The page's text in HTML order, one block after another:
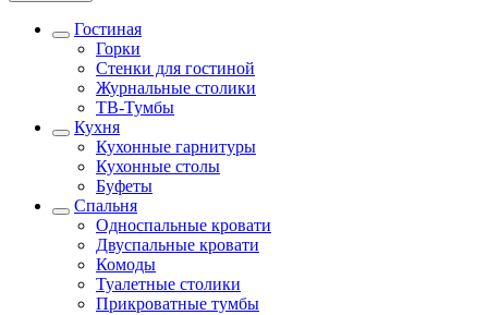
Гостиная
Горки
Стенки для гостиной
Журнальные столики
TВ-Тумбы
Кухня
Кухонные гарнитуры
Кухонные столы
Буфеты
Спальня
Односпальные кровати
Двуспальные кровати
Комоды
Туалетные столики
Прикроватные тумбы